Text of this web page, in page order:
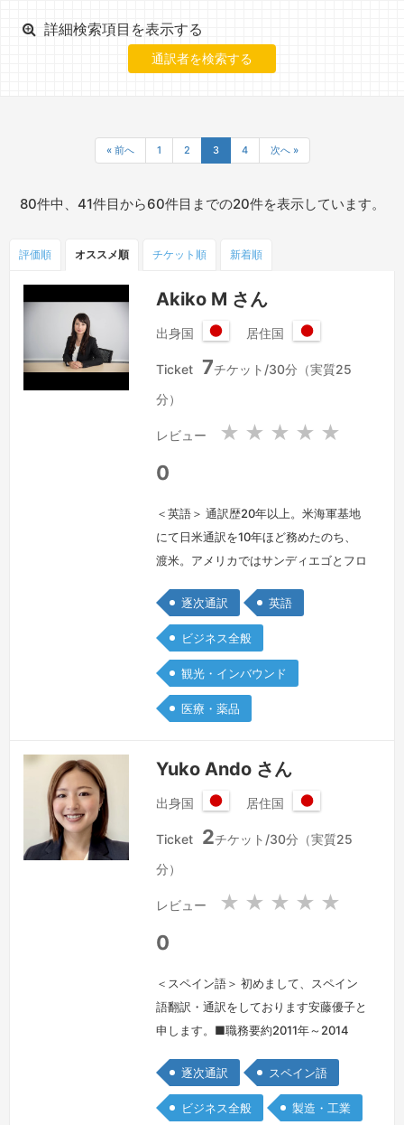
詳細検索項目を表示する
« 前へ 1 2 3 4 次へ »
80件中、41件目から60件目までの20件を表示しています。
評価順 オススメ順 チケット 順 新着順
Akiko M さん
出身国
本
居住国
本
Ticket 7チケット/30分（実質25
分）
レビュー ★ ★ ★ ★ ★
0
＜英語＞ 通訳歴20年以上。米海軍基地
にて日米通訳を10年ほど務めたのち、
渡米。アメリカではサンディエゴとフロ
日英翻訳を行っておりました。日本に戻
ってからは外資系企業にて通訳及び営業
管理職を長年行っていたので、ビジネス
交渉など高度な駆け引きが必要な会話も
得意です。続きを見る »
逐次通訳 英語
ビジネス全般
観光・インバウンド
医療・薬品
Yuko Ando さん
出身国
本
居住国
本
Ticket 2チケット/30分（実質25
分）
レビュー ★ ★ ★ ★ ★
0
＜スペイン語＞ 初めまして、スペイン
語翻訳・通訳をしております安藤優子と
申します。■職務要約2011年～2014
にてパッケージ旅行「ルックJTB」の内
勤営業を担当しました。その後、8か月
逐次通訳 スペイン語
ビジネス全般 製造・工業